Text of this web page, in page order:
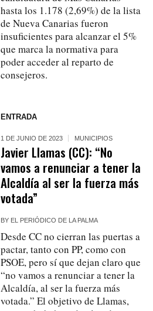
hasta los 1.178 (2,69%) de la lista
de Nueva Canarias fueron
insuficientes para alcanzar el 5%
que marca la normativa para
poder acceder al reparto de
consejeros.
ENTRADA
1 DE JUNIO DE 2023 MUNICIPIOS
Javier Llamas (CC): “No
vamos a renunciar a tener la
Alcaldía al ser la fuerza más
votada”
BY EL PERIÓDICO DE LA PALMA
Desde CC no cierran las puertas a
pactar, tanto con PP, como con
PSOE, pero sí que dejan claro que
“no vamos a renunciar a tener la
Alcaldía, al ser la fuerza más
votada.” El objetivo de Llamas,